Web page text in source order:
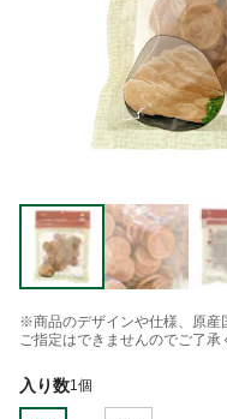
※商品のデザインや仕様、原産
ご指定はできませんのでご了承
入り数1個